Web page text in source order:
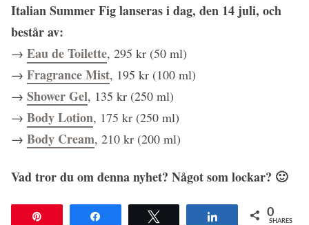
Italian Summer Fig lanseras i dag, den 14 juli, och
består av:
→ Eau de Toilette, 295 kr (50 ml)
→ Fragrance Mist, 195 kr (100 ml)
→ Shower Gel, 135 kr (250 ml)
→ Body Lotion, 175 kr (250 ml)
→ Body Cream, 210 kr (200 ml)
Vad tror du om denna nyhet? Något som lockar? 🙂
Share 0
SHARES